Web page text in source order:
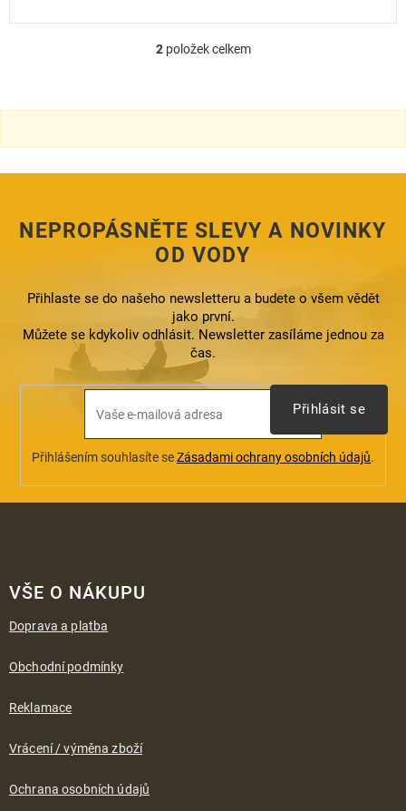
O
á
a
í
v
k
y
ý
p
i
s
u
2položek celkem
NEPROPÁSNĚTE SLEVY A NOVINKY
OD VODY
Přihlaste se do našeho newsletteru a budete o všem vědět
jako první.
Můžete se kdykoliv odhlásit. Newsletter zasíláme jednou za
čas.
Přihlášením souhlasíte seZásadami ochrany osobních údajů.
Přihlásit se
VŠE O NÁKUPU
Doprava a platba
Obchodní podmínky
Reklamace
Vrácení / výměna zboží
Ochrana osobních údajů